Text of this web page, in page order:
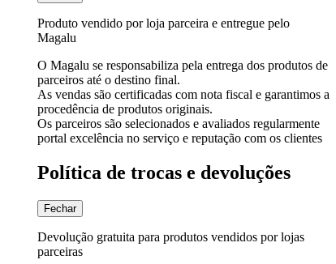
Produto vendido por loja parceira e entregue pelo
Magalu
O Magalu se responsabiliza pela entrega dos produtos de
parceiros até o destino final.
As vendas são certificadas com nota fiscal e garantimos a
procedência de produtos originais.
Os parceiros são selecionados e avaliados regularmente
portal excelência no serviço e reputação com os clientes
Política de trocas e devoluções
Fechar
Devolução gratuita para produtos vendidos por lojas
parceiras